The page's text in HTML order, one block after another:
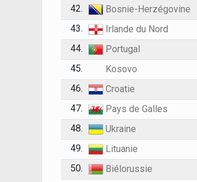
42.
Bosnie-Herzégovine
43.
Irlande du Nord
44.
Portugal
45.
Kosovo
46.
Croatie
47.
Pays de Galles
48.
Ukraine
49.
Lituanie
50.
Biélorussie